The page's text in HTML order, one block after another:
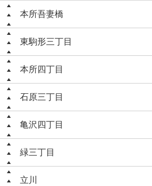
本所吾妻橋
東駒形三丁目
本所四丁目
石原三丁目
亀沢四丁目
緑三丁目
立川